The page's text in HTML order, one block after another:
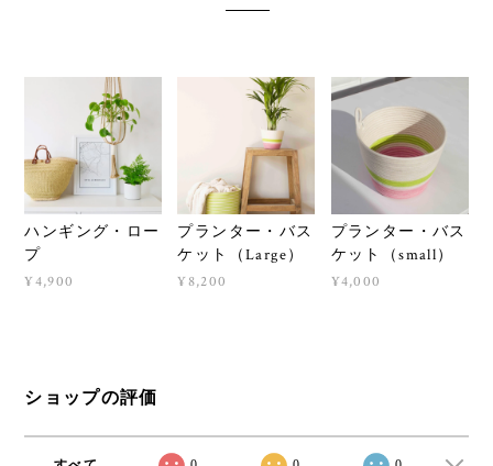
ハンギング・ロー
プ
¥4,900
プランター・バス
ケット（Large）
¥8,200
プランター・バス
ケット（small）
¥4,000
ショップの評価